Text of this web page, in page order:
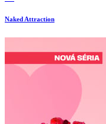
Naked Attraction